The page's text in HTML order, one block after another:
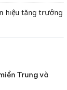
hiệu tăng trưởng
Trung và